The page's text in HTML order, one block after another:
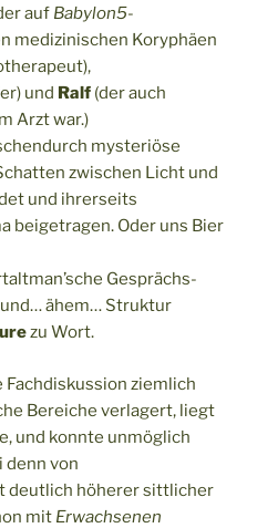
auf Babylon5-
medizinischen Koryphäen
und Ralf (der auch
Arzt war.)
mysteriöse
zwischen Licht und
und ihrerseits
beigetragen. Oder uns Bier
Gesprächs-
ähem… Struktur
zu Wort.
Fachdiskussion ziemlich
Bereiche verlagert, liegt
und konnte unmöglich
denn von
deutlich höherer sittlicher
mit Erwachsenen